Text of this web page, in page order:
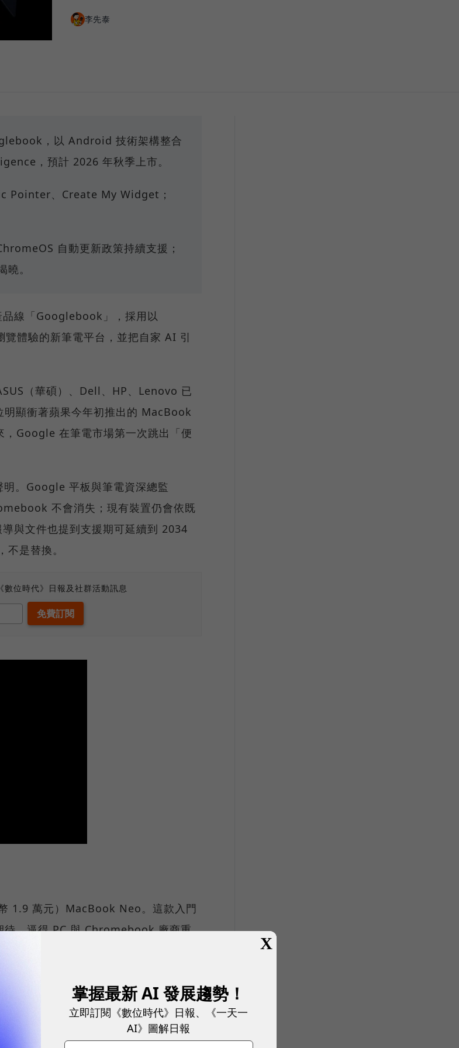
李先泰
，以 Android 技術架構整合
，預計 2026 年秋季上市。
Pointer、Create My Widget；
自動更新政策持續支援；
。
線「Googlebook」，採用以
體驗的新筆電平台，並把自家 AI 引
（華碩）、Dell、HP、Lenovo 已
顯衝著蘋果今年初推出的 MacBook
Google 在筆電市場第一次跳出「便
。Google 平板與筆電資深總監
不會消失；現有裝置仍會依既
與文件也提到支援期可延續到 2034
是替換。
位時代》日報及社群活動訊息
1.9 萬元）MacBook Neo。這款入門
待，逼得 PC 與 Chromebook 廠商重
iPhone 的深度整合：使用者可以在
接挑戰 Windows PC 的存在感。
手機 + Googlebook」的組合，
體驗。
X
掌握最新 AI 發展趨勢！
立即訂閱《數位時代》日報、《一天一
AI》圖解日報